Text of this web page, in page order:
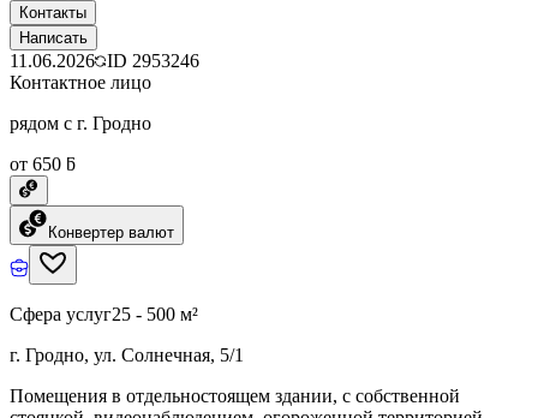
Контакты
Написать
11.06.2026 ID 2953246
Контактное лицо
рядом с г. Гродно
от 650 ƃ
Конвертер валют
Сфера услуг25 - 500 м²
г. Гродно, ул. Солнечная, 5/1
Помещения в отдельностоящем здании, с собственной